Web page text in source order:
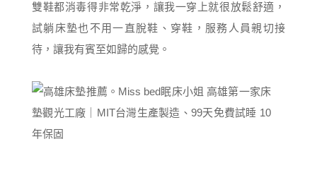
雙鞋都消毒得非常乾淨，讓我一穿上就很放鬆舒適，
試躺床墊也不用一直脫鞋、穿鞋，服務人員親切接
待，讓我有賓至如歸的感覺。